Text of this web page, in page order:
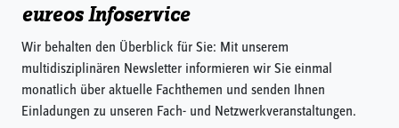
eureos Infoservice
Wir behalten den Überblick für Sie: Mit unserem
multidisziplinären Newsletter informieren wir Sie einmal
monatlich über aktuelle Fachthemen und senden Ihnen
Einladungen zu unseren Fach- und Netzwerkveranstaltungen.